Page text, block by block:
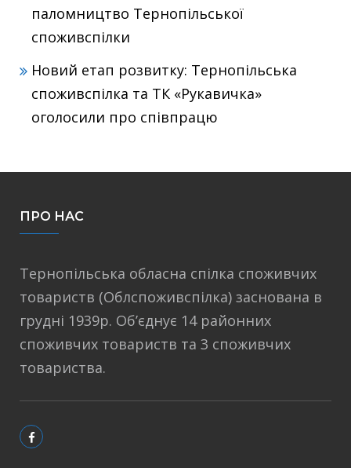
паломництво Тернопільської
споживспілки
Новий етап розвитку: Тернопільська
споживспілка та ТК «Рукавичка»
оголосили про співпрацю
ПРО НАС
Тернопільська обласна спілка споживчих
товариств (Облспоживспілка) заснована в
грудні 1939р. Об’єднує 14 районних
споживчих товариств та 3 споживчих
товариства.